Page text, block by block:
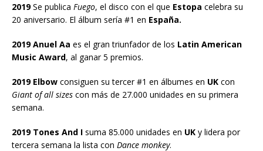
2019Se publica Fuego, el disco con el que Estopa celebra su
20 aniversario. El álbum sería #1 en España.
2019 Anuel Aa es el gran triunfador de los Latin American
Music Award, al ganar 5 premios.
2019 Elbow consiguen su tercer #1 en álbumes en UK con
Giant of all sizes con más de 27.000 unidades en su primera
semana.
2019 Tones And I suma 85.000 unidades en UK y lidera por
tercera semana la lista con Dance monkey.